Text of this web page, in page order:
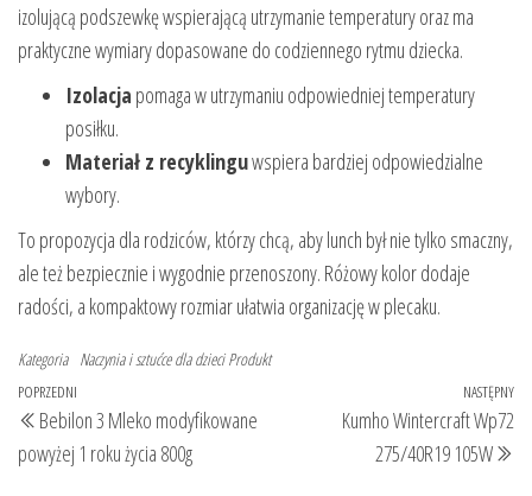
izolującą podszewkę wspierającą utrzymanie temperatury oraz ma
praktyczne wymiary dopasowane do codziennego rytmu dziecka.
Izolacja pomaga w utrzymaniu odpowiedniej temperatury
posiłku.
Materiał z recyklinguwspiera bardziej odpowiedzialne
wybory.
To propozycja dla rodziców, którzy chcą, aby lunch był nie tylko smaczny,
ale też bezpiecznie i wygodnie przenoszony. Różowy kolor dodaje
radości, a kompaktowy rozmiar ułatwia organizację w plecaku.
Kategoria Naczynia i sztućce dla dzieci Produkt
Nawigacja
wpisu
Poprzedni
wpis
POPRZEDNI
Bebilon 3 Mleko modyfikowane
powyżej 1 roku życia 800g
NASTĘPNY
Kumho Wintercraft Wp72
275/40R19 105W